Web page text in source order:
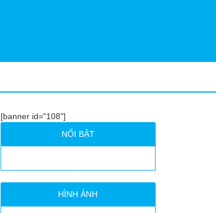
[banner id="108"]
NỔI BẬT
HÌNH ẢNH